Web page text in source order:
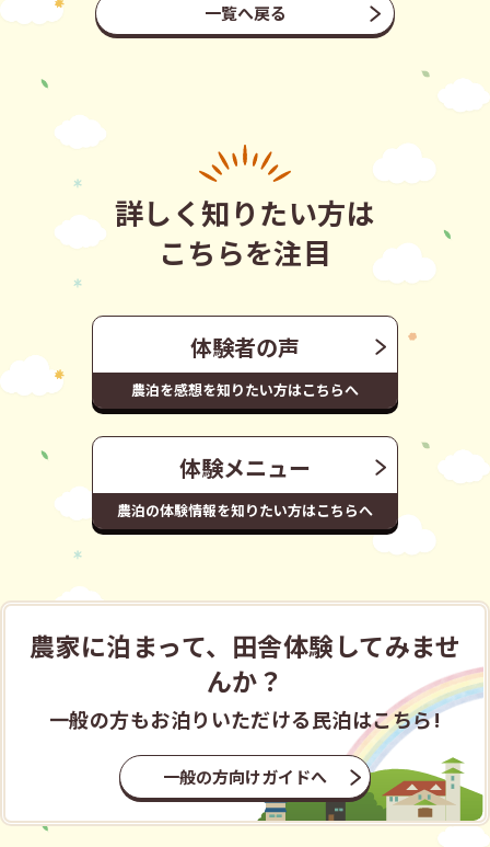
一覧へ戻る
詳しく知りたい方は
こちらを注目
体験者の声
農泊を感想を知りたい方はこちらへ
体験メニュー
農泊の体験情報を知りたい方はこちらへ
農家に泊まって、田舎体験してみませ
んか？
一般の方もお泊りいただける民泊はこちら!
一般の方向けガイドへ